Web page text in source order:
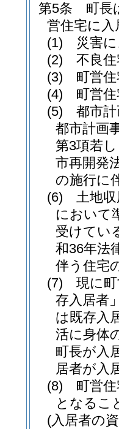
第5条
町長
営住宅に
(1)
災害
(2)
不良
(3)
町営
(4)
町営
(5)
都市
都市計画
第3項若
市再開発
の施行に
(6)
土地
において
受けてい
和36年法
伴う住宅
(7)
現に
存入居者
は既存入
活に身体
町長が入
居者が入
(8)
町営
となるこ
(入居者の